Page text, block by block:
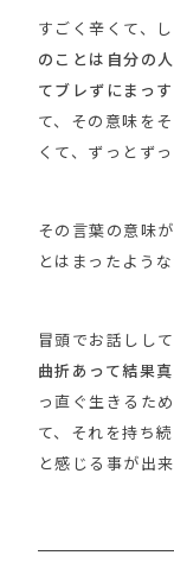
すごく辛くて、
のことは自分の
てブレずにまっす
て、その意味を
くて、ずっとず
その言葉の意味
とはまったよう
冒頭でお話しし
曲折あって結果
っ直ぐ生きるた
て、それを持ち
と感じる事が出来